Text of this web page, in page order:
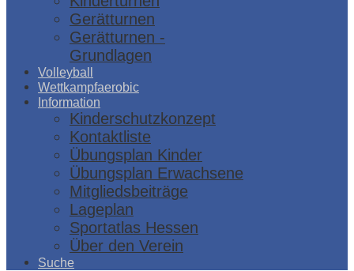
Gerätturnen
Gerätturnen -
Grundlagen
Volleyball
Wettkampfaerobic
Information
Kinderschutzkonzept
Kontaktliste
Übungsplan Kinder
Übungsplan Erwachsene
Mitgliedsbeiträge
Lageplan
Sportatlas Hessen
Über den Verein
Suche